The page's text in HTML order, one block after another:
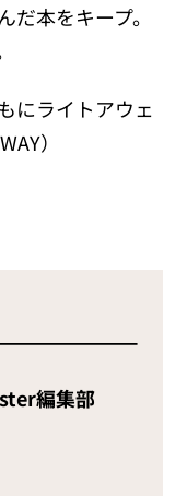
本をキープ。
にライトアウェ
）
編集部